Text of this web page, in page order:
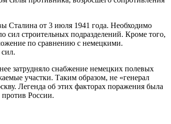
Сталина от 3 июля 1941 года. Необходимо
сил строительных подразделений. Кроме того,
по сравнению с немецкими.
затрудняло снабжение немецких полевых
участки. Таким образом, не «генерал
Легенда об этих факторах поражения была
России.